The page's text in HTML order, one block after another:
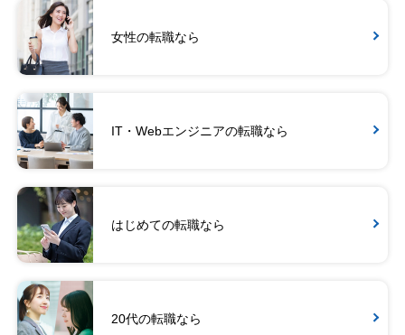
女性の転職なら
IT・Webエンジニアの転職なら
はじめての転職なら
20代の転職なら